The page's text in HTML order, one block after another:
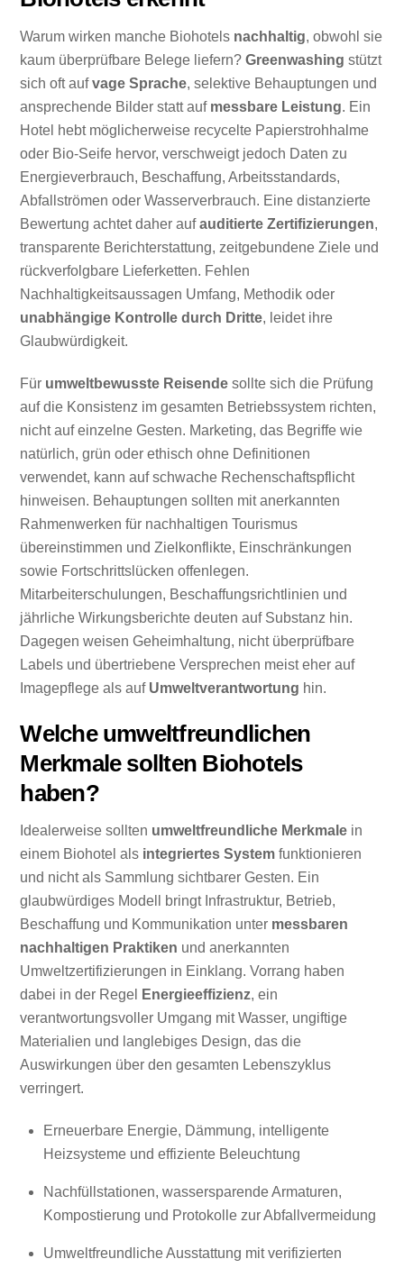
Warum wirken manche Biohotels nachhaltig, obwohl sie
kaum überprüfbare Belege liefern?Greenwashing stützt
sich oft aufvage Sprache, selektive Behauptungen und
ansprechende Bilder statt auf messbare Leistung. Ein
Hotel hebt möglicherweise recycelte Papierstrohhalme
oder Bio-Seife hervor, verschweigt jedoch Daten zu
Energieverbrauch, Beschaffung, Arbeitsstandards,
Abfallströmen oder Wasserverbrauch. Eine distanzierte
Bewertung achtet daher aufauditierte Zertifizierungen,
transparente Berichterstattung, zeitgebundene Ziele und
rückverfolgbare Lieferketten. Fehlen
Nachhaltigkeitsaussagen Umfang, Methodik oder
unabhängige Kontrolle durch Dritte, leidet ihre
Glaubwürdigkeit.
Für umweltbewusste Reisende sollte sich die Prüfung
auf die Konsistenz im gesamten Betriebssystem richten,
nicht auf einzelne Gesten. Marketing, das Begriffe wie
natürlich, grün oder ethisch ohne Definitionen
verwendet, kann auf schwache Rechenschaftspflicht
hinweisen. Behauptungen sollten mit anerkannten
Rahmenwerken für nachhaltigen Tourismus
übereinstimmen und Zielkonflikte, Einschränkungen
sowie Fortschrittslücken offenlegen.
Mitarbeiterschulungen, Beschaffungsrichtlinien und
jährliche Wirkungsberichte deuten auf Substanz hin.
Dagegen weisen Geheimhaltung, nicht überprüfbare
Labels und übertriebene Versprechen meist eher auf
Imagepflege als auf Umweltverantwortung hin.
Welche umweltfreundlichen
Merkmale sollten Biohotels
haben?
Idealerweise sollten umweltfreundliche Merkmale in
einem Biohotel als integriertes System funktionieren
und nicht als Sammlung sichtbarer Gesten. Ein
glaubwürdiges Modell bringt Infrastruktur, Betrieb,
Beschaffung und Kommunikation unter messbaren
nachhaltigen Praktiken und anerkannten
Umweltzertifizierungen in Einklang. Vorrang haben
dabei in der Regel
Energieeffizienz, ein
verantwortungsvoller Umgang mit Wasser, ungiftige
Materialien und langlebiges Design, das die
Auswirkungen über den gesamten Lebenszyklus
verringert.
Erneuerbare Energie, Dämmung, intelligente
Heizsysteme und effiziente Beleuchtung
Nachfüllstationen, wassersparende Armaturen,
Kompostierung und Protokolle zur Abfallvermeidung
Umweltfreundliche Ausstattung mit verifizierten